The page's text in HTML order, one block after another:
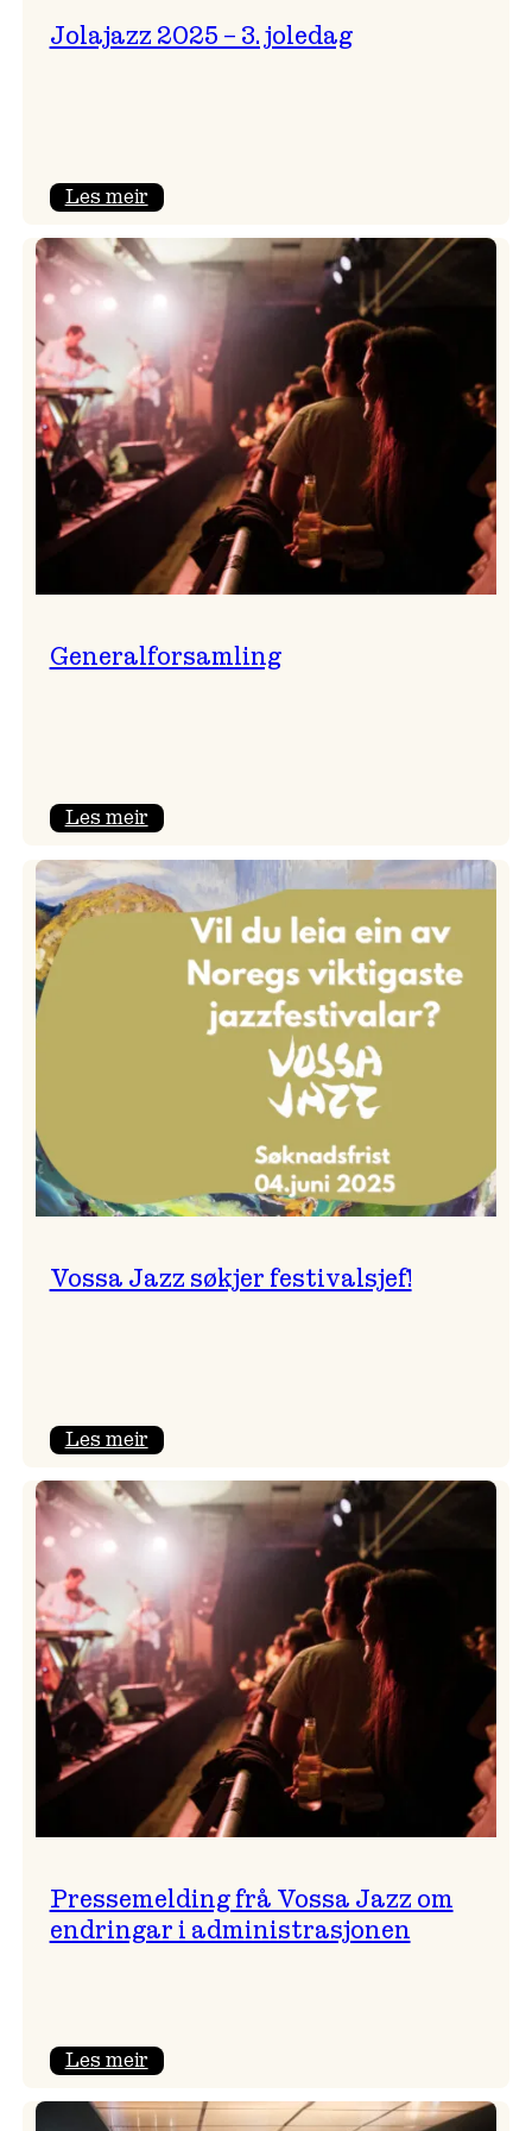
Jolajazz 2025 – 3. joledag
Les meir:
2025
–
joledag
Generalforsamling
Les meir:
Vossa Jazz søkjer festivalsjef!
Les meir:
Jazz
søkjer
Pressemelding frå Vossa Jazz om
endringar i administrasjonen
Les meir:
frå